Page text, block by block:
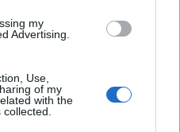
my
Advertising.
Use,
of my
with the
l’auto ad Arzachena: ferito il